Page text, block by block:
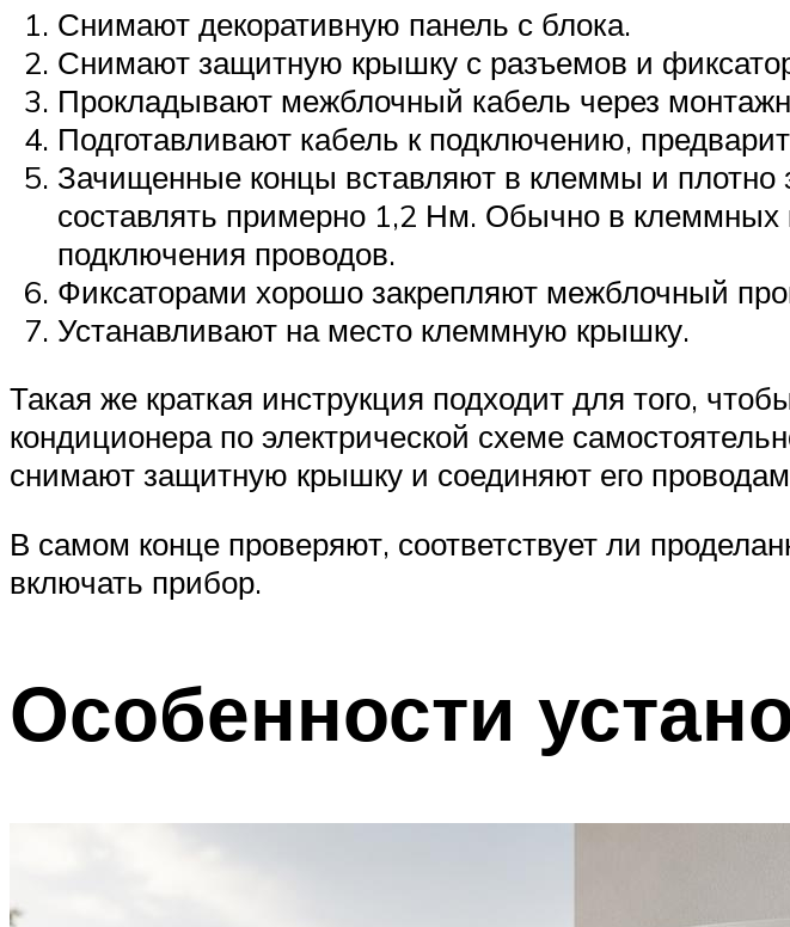
Снимают декоративную панель с блока.
Снимают защитную крышку с разъемов и
Прокладывают межблочный кабель через
Подготавливают кабель к подключению,
Зачищенные концы вставляют в клеммы и плотно
составлять примерно 1,2 Нм. Обычно в
подключения проводов.
Фиксаторами хорошо закрепляют межблочный
Устанавливают на место клеммную крышку.
Такая же краткая инструкция подходит для того,
кондиционера по электрической схеме
снимают защитную крышку и соединяют его
В самом конце проверяют, соответствует ли
включать прибор.
Особенности